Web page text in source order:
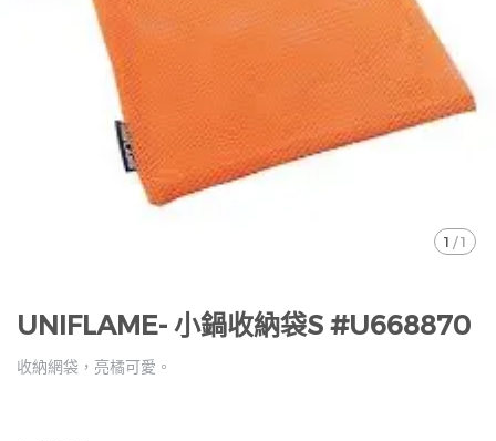
1 /1
UNIFLAME- 小鍋收納袋S #U668870
收納網袋，亮橘可愛。